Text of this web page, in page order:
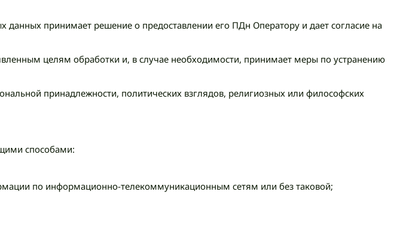
принимает решение о предоставлении его ПДн Оператору и дает согласие на
целям обработки и, в случае необходимости, принимает меры по устранению
принадлежности, политических взглядов, религиозных или философских
способами:
по информационно-телекоммуникационным сетям или без таковой;